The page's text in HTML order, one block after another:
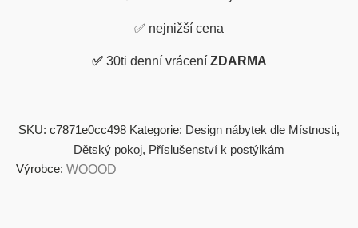
✅ nejnižší cena
✅ 30ti denní vrácení ZDARMA
SKU: c7871e0cc498 Kategorie: Design nábytek dle Místnosti,
Dětský pokoj, Příslušenství k postýlkám
Výrobce: WOOOD